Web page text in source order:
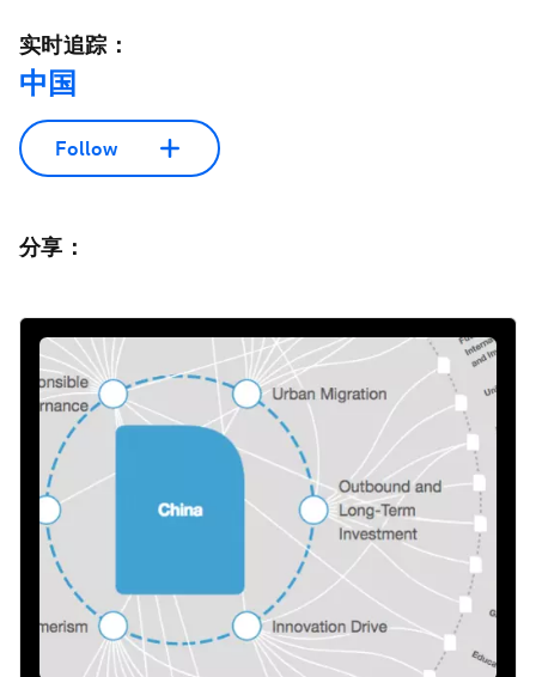
实时追踪：
中国
Follow
分享：